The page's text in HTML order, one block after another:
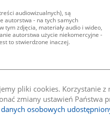
pliki cookies. Korzystanie
zmiany ustawień Państwa
osobowych
audiowizualnych), są
autorstwa - na tych samych
tym zdjęcia, materiały audio i wideo,
autorstwa użycie niekomercyjne -
to stwierdzone inaczej.